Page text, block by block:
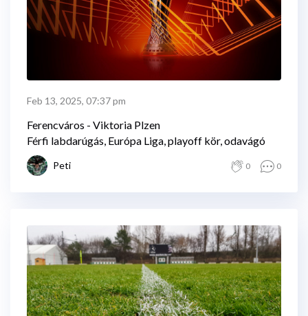
Feb 13, 2025, 07:37 pm
Ferencváros - Viktoria Plzen
Férfi labdarúgás, Európa Liga, playoff kör, odavágó
Peti 0 0